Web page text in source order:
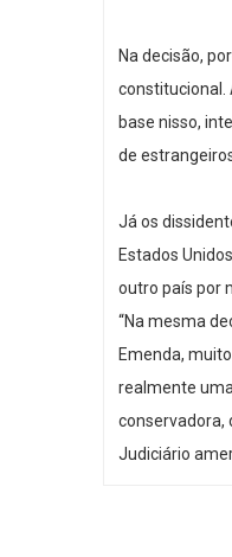
Na decisão,
constitucional.
base nisso,
de
Já os
Estados
outro país por
“Na mesma
Emenda,
realmente
conservadora,
Judiciário